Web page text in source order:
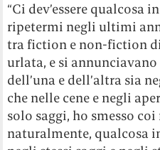
“Ci dev’essere qualcosa
ripetermi negli ultimi
tra fiction e non-fiction
urlata, e si
dell’una e dell’altra sia
che nelle cene e negli
solo saggi, ho smesso coi
naturalmente, qualcosa